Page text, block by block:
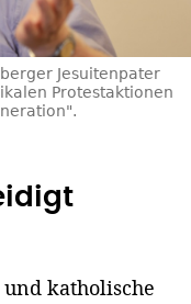
Jesuitenpater
Protestaktionen
katholische